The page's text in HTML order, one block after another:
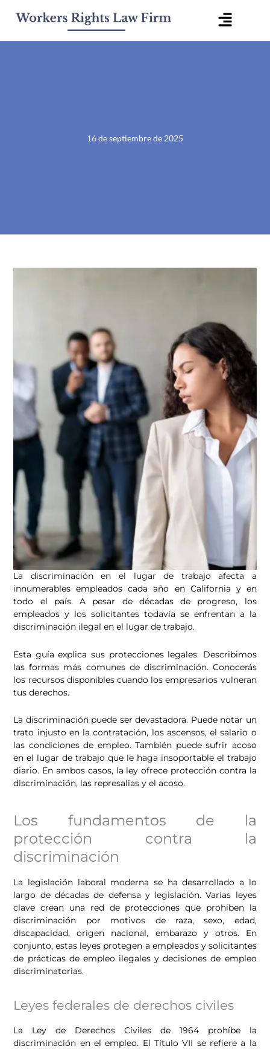
Menú
16 de septiembre de 2025
La discriminación en el lugar de trabajo afecta a
innumerables empleados cada año en California y en
todo el país. A pesar de décadas de progreso, los
empleados y los solicitantes todavía se enfrentan a la
discriminación ilegal en el lugar de trabajo.
Esta guía explica sus protecciones legales. Describimos
las formas más comunes de discriminación. Conocerás
los recursos disponibles cuando los empresarios vulneran
tus derechos.
La discriminación puede ser devastadora. Puede notar un
trato injusto en la contratación, los ascensos, el salario o
las condiciones de empleo. También puede sufrir acoso
en el lugar de trabajo que le haga insoportable el trabajo
diario. En ambos casos, la ley ofrece protección contra la
discriminación, las represalias y el acoso.
Los fundamentos de la
protección contra la
discriminación
La legislación laboral moderna se ha desarrollado a lo
largo de décadas de defensa y legislación. Varias leyes
clave crean una red de protecciones que prohíben la
discriminación por motivos de raza, sexo, edad,
discapacidad, origen nacional, embarazo y otros. En
conjunto, estas leyes protegen a empleados y solicitantes
de prácticas de empleo ilegales y decisiones de empleo
discriminatorias.
Leyes federales de derechos civiles
La Ley de Derechos Civiles de 1964 prohíbe la
discriminación en el empleo. El Título VII se refiere a la